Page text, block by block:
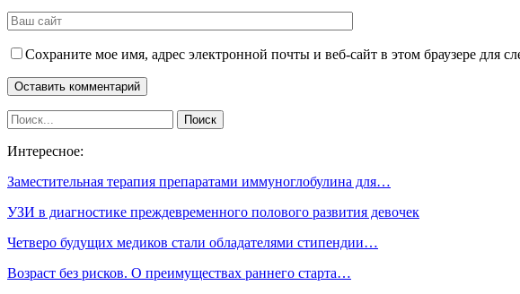
Сохраните мое имя, адрес электронной почты и веб-сайт в этом браузере для
Интересное:
Заместительная терапия препаратами иммуноглобулина для…
УЗИ в диагностике преждевременного полового развития девочек
Четверо будущих медиков стали обладателями стипендии…
Возраст без рисков. О преимуществах раннего старта…